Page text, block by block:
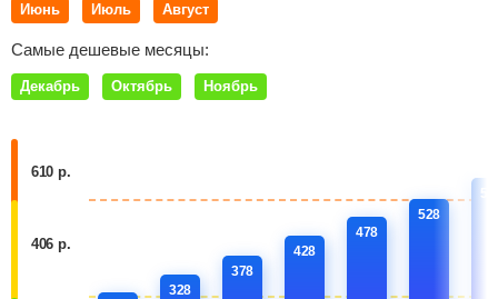
Июнь Июль Август
Самые дешевые месяцы:
Декабрь Октябрь Ноябрь
610 р.
406 р.
328
378
428
478
528